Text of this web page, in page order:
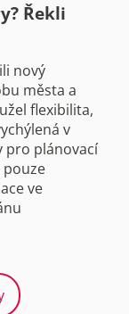
Řekli
nový
města a
flexibilita,
v
pro plánovací
ve